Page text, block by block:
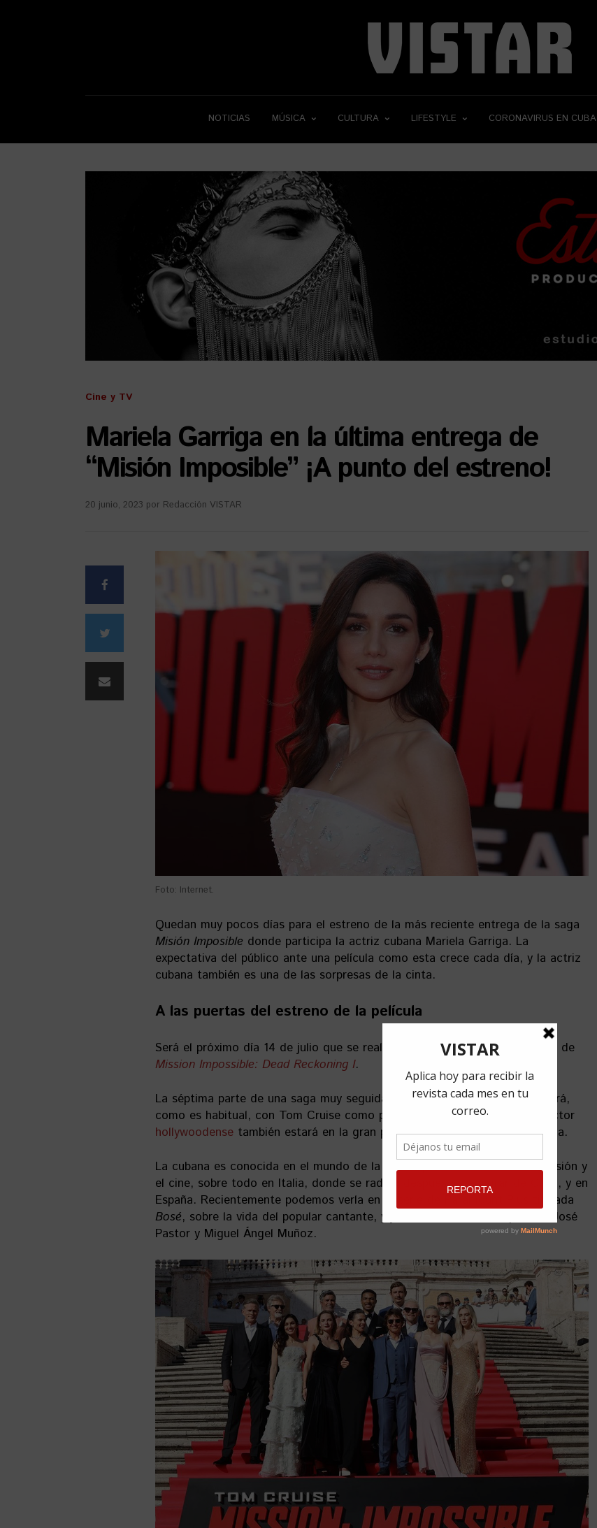
NOTICIAS MÚSICA CULTURA LIFESTYLE CORONAVIRUS EN CUBA
Cine y TV
Mariela Garriga en la última entrega de
“Misión Imposible” ¡A punto del estreno!
20 junio, 2023 por Redacción VISTAR
Foto: Internet.
Quedan muy pocos días para el estreno de la más reciente entrega de la saga
Misión Imposible donde participa la actriz cubana Mariela Garriga. La
expectativa del público ante una película como esta crece cada día, y la actriz
cubana también es una de las sorpresas de la cinta.
A las puertas del estreno de la película
Será el próximo día 14 de julio que se realizará el estreno por todo lo alto de
Mission Impossible: Dead Reckoning I.
La séptima parte de una saga muy seguida y esperada por el público llegará,
como es habitual, con Tom Cruise como protagónico. Pero además del actor
hollywoodense también estará en la gran pantalla la cubana Mariela Garriga.
La cubana es conocida en el mundo de la moda, pero también en la televisión y
el cine, sobre todo en Italia, donde se radicó después de emigrar de Cuba, y en
España. Recientemente podemos verla en la serie de Paramount Plus titulada
Bosé, sobre la vida del popular cantante, y junto a los actores españoles José
Pastor y Miguel Ángel Muñoz.